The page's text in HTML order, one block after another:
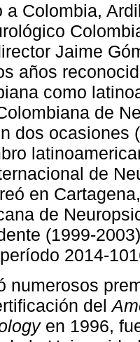
a Colombia,
Jaime
años
como
de
dos ocasiones
de
en
de
(1999-
2014-
numerosos
del
en 1996,